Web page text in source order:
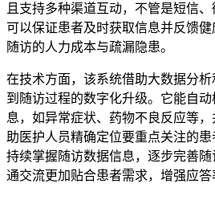
且支持多种渠道互动，不管是短信
可以保证患者及时获取信息并反馈
随访的人力成本与疏漏隐患。
在技术方面，该系统借助大数据分
到随访过程的数字化升级。它能自
息，如异常症状、药物不良反应等
助医护人员精确定位要重点关注的
持续掌握随访数据信息，逐步完善
通交流更加贴合患者需求，增强应答